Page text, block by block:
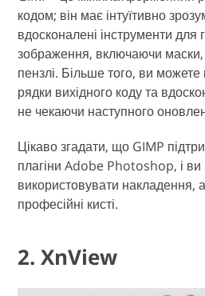
кодом; він має інтуїтивно
вдосконалені інструменти для
зображення, включаючи маски,
пензлі. Більше того, ви
рядки вихідного коду та
не чекаючи наступного
Цікаво згадати, що GIMP
плагіни Adobe Photoshop, і
використовувати накладення,
професійні кисті.
2. XnView